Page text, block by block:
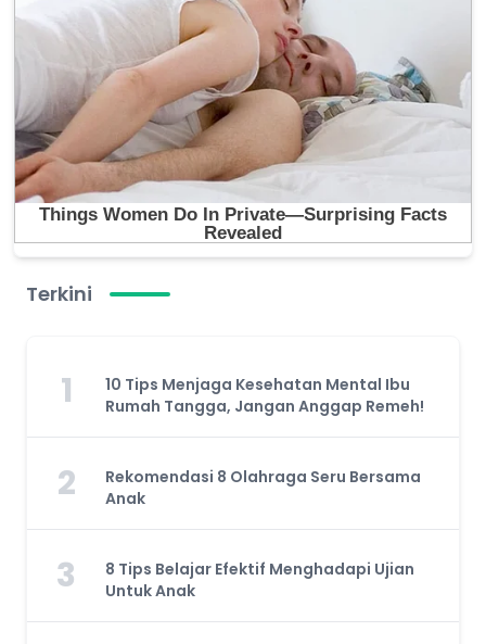
Terkini
1
10 Tips Menjaga Kesehatan Mental Ibu
Rumah Tangga, Jangan Anggap Remeh!
2
Rekomendasi 8 Olahraga Seru Bersama
Anak
3
8 Tips Belajar Efektif Menghadapi Ujian
Untuk Anak